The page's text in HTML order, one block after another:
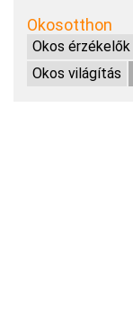
Okosotthon
Okos érzékelők
Okos világítás